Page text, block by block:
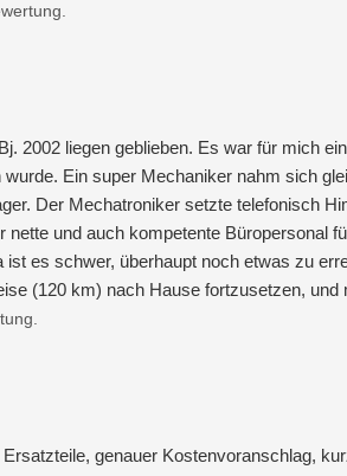
2002 liegen geblieben. Es war für mich
Ein super Mechaniker nahm sich
Der Mechatroniker setzte telefonisch
und auch kompetente Büropersonal
es schwer, überhaupt noch etwas zu
(120 km) nach Hause fortzusetzen,
dass mein Fahrzeug wieder i. O. ist.
genauer Kostenvoranschlag,